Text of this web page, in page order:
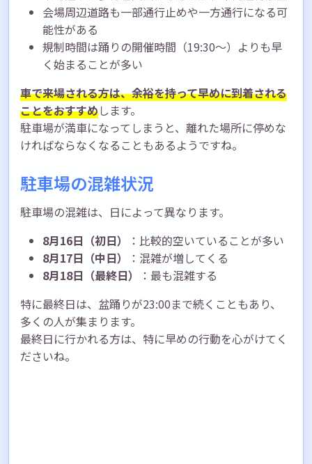
会場周辺道路も一部通行止めや一方通行になる可
能性がある
規制時間は踊りの開催時間（19:30～）よりも早
く始まることが多い
車で来場される方は、余裕を持って早めに到着される
ことをおすすめします。
駐車場が満車になってしまうと、離れた場所に停めな
ければならなくなることもあるようですね。
駐車場の混雑状況
駐車場の混雑は、日によって異なります。
8月16日（初日）
：比較的空いていることが多い
8月17日（中日）
：混雑が増してくる
8月18日（最終日）
：最も混雑する
特に最終日は、盆踊りが23:00まで続くこともあり、
多くの人が集まります。
最終日に行かれる方は、特に早めの行動を心がけてく
ださいね。